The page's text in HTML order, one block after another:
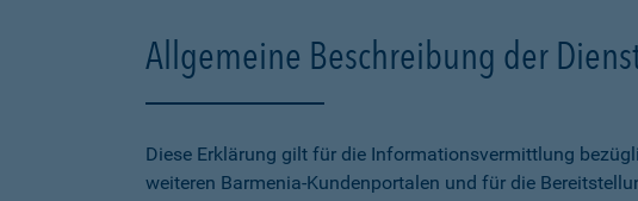
Allgemeine Beschreibung der
Diese Erklärung gilt für die Informationsvermittlung
weiteren Barmenia-Kundenportalen und für die